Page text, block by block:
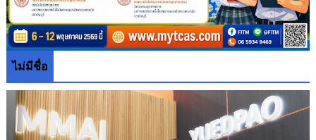
ไม่มีชื่อ